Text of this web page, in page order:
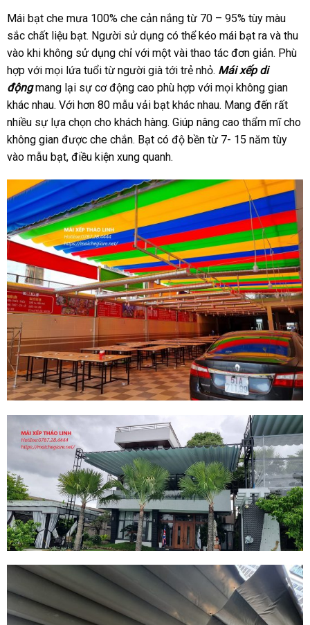
Mái bạt che mưa 100% che cản nắng từ 70 – 95% tùy màu
sắc chất liệu bạt. Người sử dụng có thể kéo mái bạt ra và thu
vào khi không sử dụng chỉ với một vài thao tác đơn giản. Phù
hợp với mọi lứa tuổi từ người già tới trẻ nhỏ. Mái xếp di
độngmang lại sự cơ động cao phù hợp với mọi không gian
khác nhau. Với hơn 80 mẫu vải bạt khác nhau. Mang đến rất
nhiều sự lựa chọn cho khách hàng. Giúp nâng cao thẩm mĩ cho
không gian được che chắn. Bạt có độ bền từ 7- 15 năm tùy
vào mẫu bạt, điều kiện xung quanh.